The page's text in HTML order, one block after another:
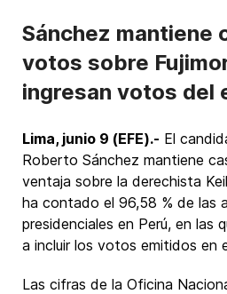
Sánchez mantiene
votos sobre
ingresan votos del
Lima, junio 9 (EFE).- El
Roberto Sánchez mantiene
ventaja sobre la derechista
ha contado el 96,58 % de las
presidenciales en Perú, en las
a incluir los votos emitidos en
Las cifras de la Oficina